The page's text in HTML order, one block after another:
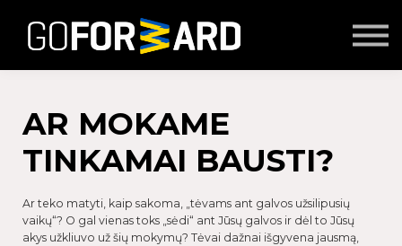
Seminarai
Prisijungti
AR MOKAME
TINKAMAI BAUSTI?
Ar teko matyti, kaip sakoma, „tėvams ant galvos užsilipusių
vaikų“? O gal vienas toks „sėdi“ ant Jūsų galvos ir dėl to Jūsų
akys užkliuvo už šių mokymų? Tėvai dažnai išgyvena jausmą,